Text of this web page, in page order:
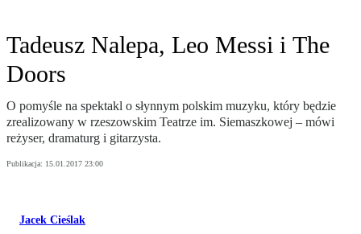
Tadeusz Nalepa, Leo Messi i The
Doors
O pomyśle na spektakl o słynnym polskim muzyku, który będzie
zrealizowany w rzeszowskim Teatrze im. Siemaszkowej – mówi
reżyser, dramaturg i gitarzysta.
Publikacja: 15.01.2017 23:00
Jacek Cieślak